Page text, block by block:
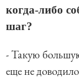
когда-либо
шаг?
- Такую
еще не